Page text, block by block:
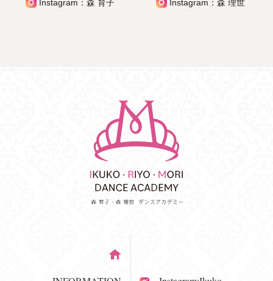
Instagram：森 育子 Instagram：森 理世